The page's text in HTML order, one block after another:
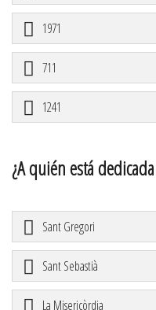
1971
711
1241
¿A quién está
Sant Gregori
Sant Sebastià
La Misericòrdia